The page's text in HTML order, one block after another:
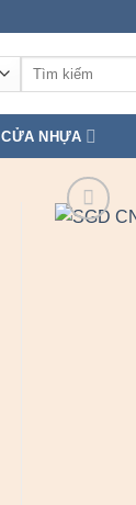
Tìm
CỬA NHỰA